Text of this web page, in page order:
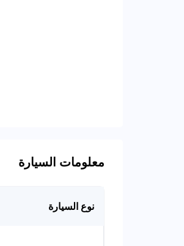
معلومات السيارة
نوع السيارة